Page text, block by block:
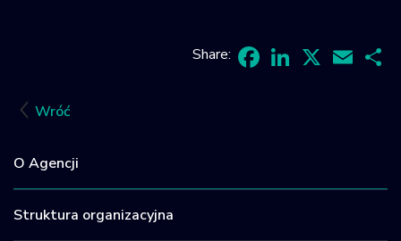
Wróć
O Agencji
Struktura organizacyjna
Share: